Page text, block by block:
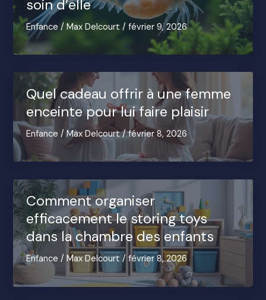
soin d’elle
Enfance /Max Delcourt/février 9, 2026
Quel cadeau offrir à une femme
enceinte pour lui faire plaisir
Enfance /Max Delcourt/février 8, 2026
Comment organiser
efficacement le storing toys
dans la chambre des enfants
Enfance /Max Delcourt/février 8, 2026